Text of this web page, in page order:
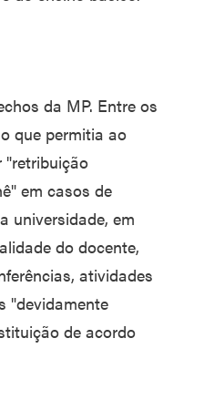
da MP. Entre os
que permitia ao
"retribuição
em casos de
universidade, em
do docente,
atividades
"devidamente
de acordo